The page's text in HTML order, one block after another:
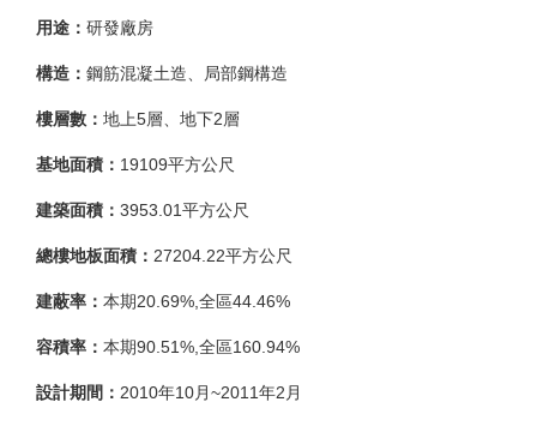
用途： 研發廠房
構造： 鋼筋混凝土造、局部鋼構造
樓層數： 地上5層、地下2層
基地面積： 19109平方公尺
建築面積： 3953.01平方公尺
總樓地板面積： 27204.22平方公尺
建蔽率： 本期20.69%,全區44.46%
容積率： 本期90.51%,全區160.94%
設計期間： 2010年10月~2011年2月